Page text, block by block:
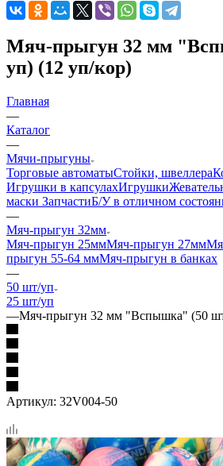
Мяч-прыгун 32 мм
уп) (12 уп/кор)
Главная
—
Каталог
—
Мячи-прыгуны
Торговые автоматыСтойки, швеллера
Игрушки в капсулахИгрушки
маски ЗапчастиБ/У в отличном
—
Мяч-прыгун 32мм
Мяч-прыгун 25ммМяч-прыгун 27мм
прыгун 55-64 ммМяч-прыгун в банках
—
50 шт/уп
25 шт/уп
—Мяч-прыгун 32 мм "Вспышка" (50
Артикул: 32V004-50